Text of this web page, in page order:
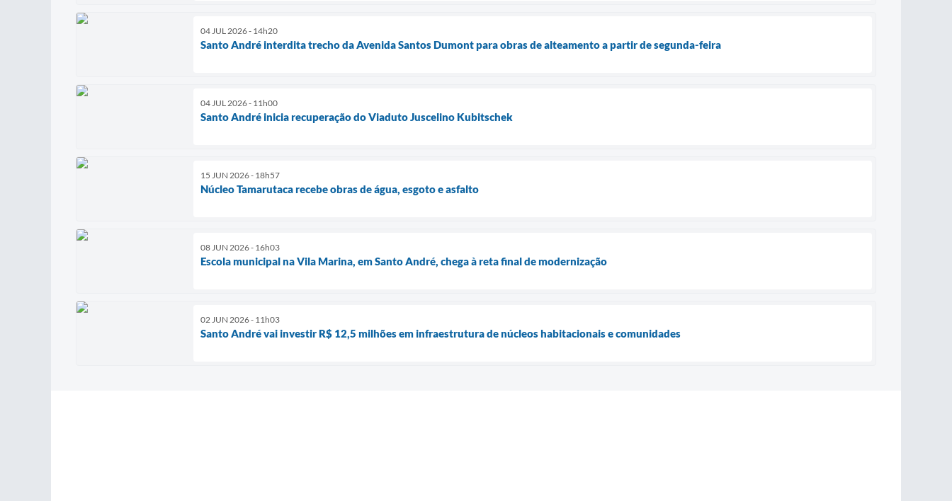
04 JUL 2026 - 14h20
Santo André interdita trecho da Avenida Santos Dumont para obras de alteamento a partir de segunda-feira
04 JUL 2026 - 11h00
Santo André inicia recuperação do Viaduto Juscelino Kubitschek
15 JUN 2026 - 18h57
Núcleo Tamarutaca recebe obras de água, esgoto e asfalto
08 JUN 2026 - 16h03
Escola municipal na Vila Marina, em Santo André, chega à reta final de modernização
02 JUN 2026 - 11h03
Santo André vai investir R$ 12,5 milhões em infraestrutura de núcleos habitacionais e comunidades